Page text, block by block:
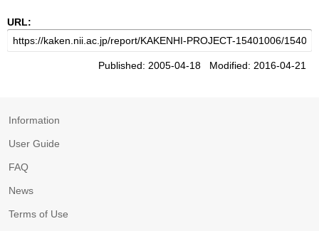
URL:
Published: 2005-04-18 Modified: 2016-04-21
Information
User Guide
FAQ
News
Terms of Use